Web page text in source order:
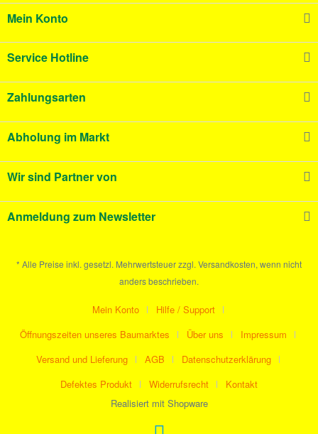
Mein Konto
Service Hotline
Zahlungsarten
Abholung im Markt
Wir sind Partner von
Anmeldung zum Newsletter
* Alle Preise inkl. gesetzl. Mehrwertsteuer zzgl. Versandkosten, wenn nicht
anders beschrieben.
Mein Konto
Hilfe / Support
Öffnungszeiten unseres Baumarktes
Über uns
Impressum
Versand und Lieferung
AGB
Datenschutzerklärung
Defektes Produkt
Widerrufsrecht
Kontakt
Realisiert mit Shopware